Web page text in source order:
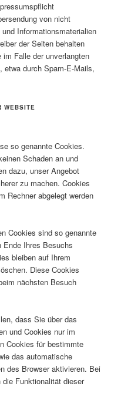
von nicht
Informationsmaterialien
der Seiten behalten
Falle der unverlangten
etwa durch Spam-E-Mails,
WEBSITE
so genannte Cookies.
Schaden an und
dazu, unser Angebot
zu machen. Cookies
Rechner abgelegt werden
Cookies sind so genannte
Ende Ihres Besuchs
bleiben auf Ihrem
Diese Cookies
nächsten Besuch
dass Sie über das
und Cookies nur im
Cookies für bestimmte
das automatische
des Browser aktivieren. Bei
Funktionalität dieser